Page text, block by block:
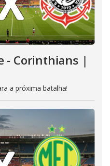
- Corinthians |
a próxima batalha!